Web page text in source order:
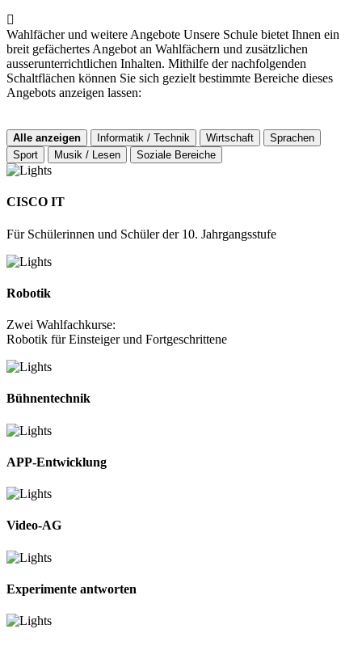
Wahlfächer und weitere Angebote Unsere Schule bietet Ihnen ein
breit gefächertes Angebot an Wahlfächern und zusätzlichen
ausserunterrichtlichen Inhalten. Mithilfe der nachfolgenden
Schaltflächen können Sie sich gezielt bestimmte Bereiche dieses
Angebots anzeigen lassen:
Alle anzeigen Informatik / Technik Wirtschaft
Sprachen
Sport
Musik / Lesen Soziale Bereiche
CISCO IT
Für Schülerinnen und Schüler der 10. Jahrgangsstufe
Robotik
Zwei Wahlfachkurse:
Robotik für Einsteiger und Fortgeschrittene
Bühnentechnik
APP-Entwicklung
Video-AG
Experimente antworten